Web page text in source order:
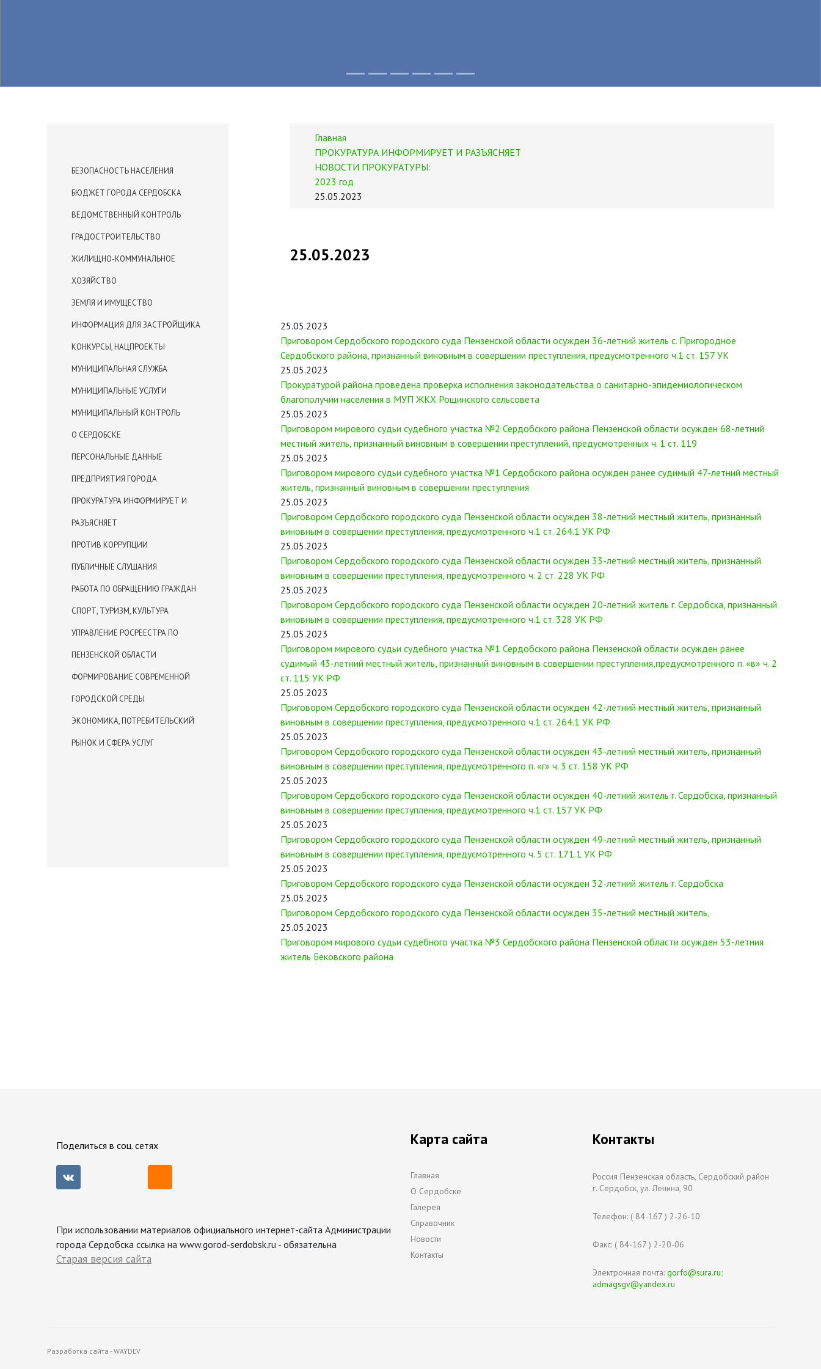
БЕЗОПАСНОСТЬ НАСЕЛЕНИЯ
БЮДЖЕТ ГОРОДА СЕРДОБСКА
ВЕДОМСТВЕННЫЙ КОНТРОЛЬ
ГРАДОСТРОИТЕЛЬСТВО
ЖИЛИЩНО-КОММУНАЛЬНОЕ
ХОЗЯЙСТВО
ЗЕМЛЯ И ИМУЩЕСТВО
ИНФОРМАЦИЯ ДЛЯ ЗАСТРОЙЩИКА
КОНКУРСЫ, НАЦПРОЕКТЫ
МУНИЦИПАЛЬНАЯ СЛУЖБА
МУНИЦИПАЛЬНЫЕ УСЛУГИ
МУНИЦИПАЛЬНЫЙ КОНТРОЛЬ
О СЕРДОБСКЕ
ПЕРСОНАЛЬНЫЕ ДАННЫЕ
ПРЕДПРИЯТИЯ ГОРОДА
ПРОКУРАТУРА ИНФОРМИРУЕТ И
РАЗЪЯСНЯЕТ
ПРОТИВ КОРРУПЦИИ
ПУБЛИЧНЫЕ СЛУШАНИЯ
РАБОТА ПО ОБРАЩЕНИЮ ГРАЖДАН
СПОРТ, ТУРИЗМ, КУЛЬТУРА
УПРАВЛЕНИЕ РОСРЕЕСТРА ПО
ПЕНЗЕНСКОЙ ОБЛАСТИ
ФОРМИРОВАНИЕ СОВРЕМЕННОЙ
ГОРОДСКОЙ СРЕДЫ
ЭКОНОМИКА, ПОТРЕБИТЕЛЬСКИЙ
РЫНОК И СФЕРА УСЛУГ
Главная
ПРОКУРАТУРА ИНФОРМИРУЕТ И РАЗЪЯСНЯЕТ
НОВОСТИ ПРОКУРАТУРЫ:
2023 год
25.05.2023
25.05.2023
25.05.2023
Приговором Сердобского городского суда Пензенской области осужден 36-летний житель с. Пригородное
Сердобского района, признанный виновным в совершении преступления, предусмотренного ч.1 ст. 157 УК
25.05.2023
Прокуратурой района проведена проверка исполнения законодательства о санитарно-эпидемиологическом
благополучии населения в МУП ЖКХ Рощинского сельсовета
25.05.2023
Приговором мирового судьи судебного участка №2 Сердобского района Пензенской области осужден 68-летний
местный житель, признанный виновным в совершении преступлений, предусмотренных ч. 1 ст. 119
25.05.2023
Приговором мирового судьи судебного участка №1 Сердобского района осужден ранее судимый 47-летний местный
житель, признанный виновным в совершении преступления
25.05.2023
Приговором Сердобского городского суда Пензенской области осужден 38-летний местный житель, признанный
виновным в совершении преступления, предусмотренного ч.1 ст. 264.1 УК РФ
25.05.2023
Приговором Сердобского городского суда Пензенской области осужден 33-летний местный житель, признанный
виновным в совершении преступления, предусмотренного ч. 2 ст. 228 УК РФ
25.05.2023
Приговором Сердобского городского суда Пензенской области осужден 20-летний житель г. Сердобска, признанный
виновным в совершении преступления, предусмотренного ч.1 ст. 328 УК РФ
25.05.2023
Приговором мирового судьи судебного участка №1 Сердобского района Пензенской области осужден ранее
судимый 43-летний местный житель, признанный виновным в совершении преступления,предусмотренного п. «в» ч. 2
ст. 115 УК РФ
25.05.2023
Приговором Сердобского городского суда Пензенской области осужден 42-летний местный житель, признанный
виновным в совершении преступления, предусмотренного ч.1 ст. 264.1 УК РФ
25.05.2023
Приговором Сердобского городского суда Пензенской области осужден 43-летний местный житель, признанный
виновным в совершении преступления, предусмотренного п. «г» ч. 3 ст. 158 УК РФ
25.05.2023
Приговором Сердобского городского суда Пензенской области осужден 40-летний житель г. Сердобска, признанный
виновным в совершении преступления, предусмотренного ч.1 ст. 157 УК РФ
25.05.2023
Приговором Сердобского городского суда Пензенской области осужден 49-летний местный житель, признанный
виновным в совершении преступления, предусмотренного ч. 5 ст. 171.1 УК РФ
25.05.2023
Приговором Сердобского городского суда Пензенской области осужден 32-летний житель г. Сердобска
25.05.2023
Приговором Сердобского городского суда Пензенской области осужден 35-летний местный житель,
25.05.2023
Приговором мирового судьи судебного участка №3 Сердобского района Пензенской области осужден 53-летния
житель Бековского района
Поделиться в соц. сетях
При использовании материалов официального интернет-сайта Администрации
города Сердобска ссылка на www.gorod-serdobsk.ru - обязательна
Старая версия сайта
Карта сайта
Главная
О Сердобске
Галерея
Справочник
Новости
Контакты
Контакты
Россия Пензенская область, Сердобский район
г. Сердобск, ул. Ленина, 90
Телефон: ( 84-167 ) 2-26-10
Факс: ( 84-167 ) 2-20-06
Электронная почта: gorfo@sura.ru;
admagsgv@yandex.ru
Разработка сайта - WAYDEV